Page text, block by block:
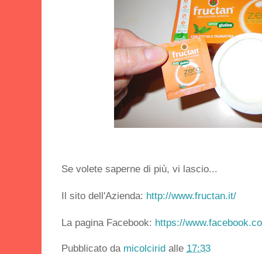
Se volete saperne di più, vi lascio...
Il sito dell'Azienda: http://www.fructan.it/
La pagina Facebook: https://
Pubblicato da micolcirid alle 17:33